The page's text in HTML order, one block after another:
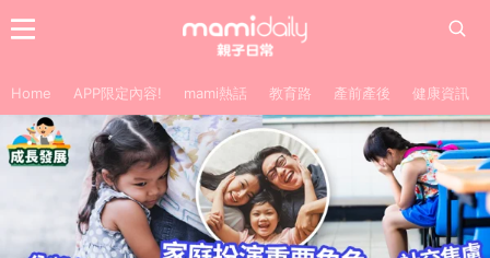
Home APP限定內容! mami熱話 教育路 產前產後 健康資訊